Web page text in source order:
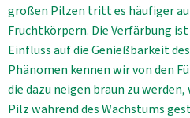
großen Pilzen tritt es häufiger
Fruchtkörpern. Die Verfärbung
Einfluss auf die Genießbarkeit
Phänomen kennen wir von den
die dazu neigen braun zu
Pilz während des Wachstums